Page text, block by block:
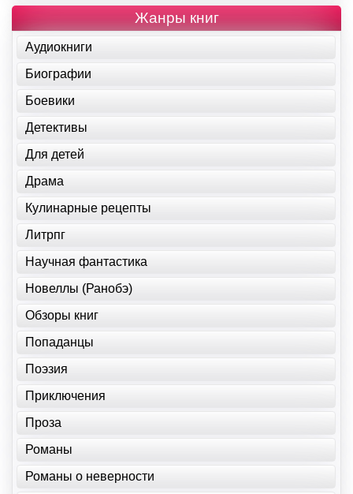
Жанры книг
Аудиокниги
Биографии
Боевики
Детективы
Для детей
Драма
Кулинарные рецепты
Литрпг
Научная фантастика
Новеллы (Ранобэ)
Обзоры книг
Попаданцы
Поэзия
Приключения
Проза
Романы
Романы о неверности